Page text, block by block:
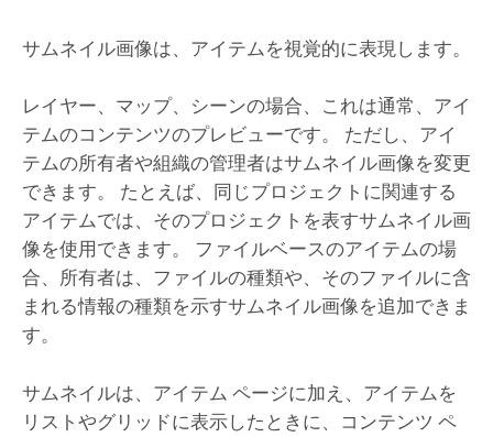
サムネイル画像は、アイテムを視覚的に表現します。
レイヤー、マップ、シーンの場合、これは通常、アイ
テムのコンテンツのプレビューです。 ただし、アイ
テムの所有者や組織の管理者はサムネイル画像を変更
できます。 たとえば、同じプロジェクトに関連する
アイテムでは、そのプロジェクトを表すサムネイル画
像を使用できます。 ファイルベースのアイテムの場
合、所有者は、ファイルの種類や、そのファイルに含
まれる情報の種類を示すサムネイル画像を追加できま
す。
サムネイルは、アイテム ページに加え、アイテムを
リストやグリッドに表示したときに、コンテンツ ペ